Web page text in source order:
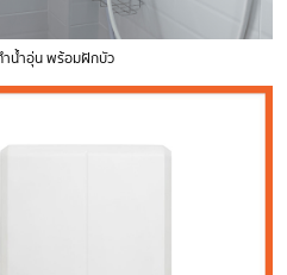
ำน้ำอุ่น พร้อมฝักบัว